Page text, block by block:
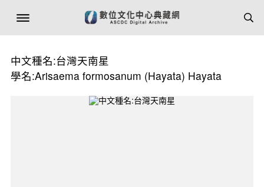
中文種名:台灣天南星
學名:Arisaema formosanum (Hayata) Hayata